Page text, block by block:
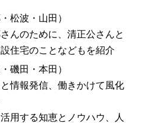
松波・山田）
んのために、清正公さんと
住宅のことなどもを紹介
磯田・本田）
情報発信、働きかけて風化
用する知恵とノウハウ、人